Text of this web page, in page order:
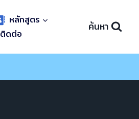
หลักสูตร
ติดต่อ
ค้นหา